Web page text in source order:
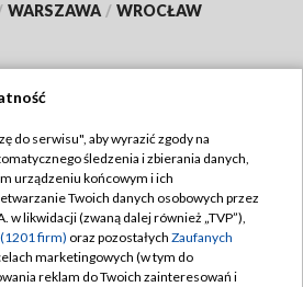
WARSZAWA / WROCŁAW
TVP
Regulamin TVP
prywatności
Moje zgody
do serwisu", aby wyrazić zgody na
śledzenia i zbierania danych,
urządzeniu końcowym i ich
Twoich danych osobowych przez
w likwidacji (zwaną dalej również „TVP”),
firm) oraz pozostałych Zaufanych
marketingowych (w tym do
reklam do Twoich zainteresowań i